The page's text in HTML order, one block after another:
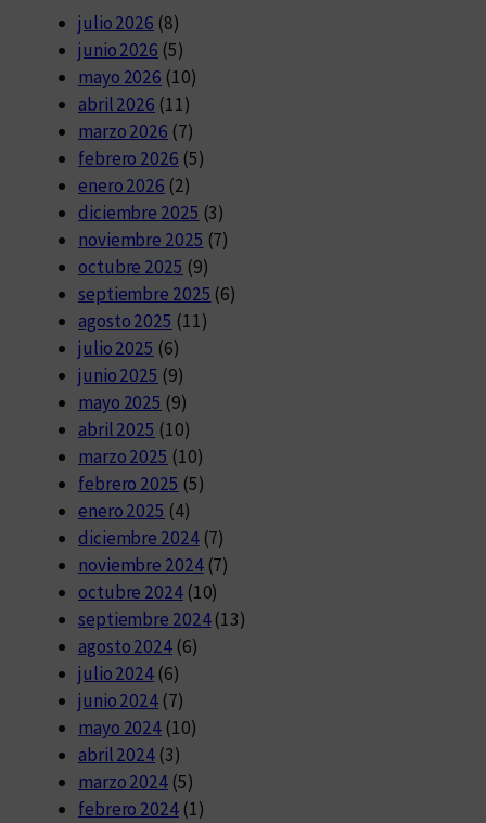
julio 2026 (8)
junio 2026 (5)
mayo 2026 (10)
abril 2026 (11)
marzo 2026 (7)
febrero 2026 (5)
enero 2026 (2)
diciembre 2025 (3)
noviembre 2025 (7)
octubre 2025 (9)
septiembre 2025 (6)
agosto 2025 (11)
julio 2025 (6)
junio 2025 (9)
mayo 2025 (9)
abril 2025 (10)
marzo 2025 (10)
febrero 2025 (5)
enero 2025 (4)
diciembre 2024(7)
noviembre 2024(7)
octubre 2024(10)
septiembre 2024(13)
agosto 2024(6)
julio 2024 (6)
junio 2024 (7)
mayo 2024 (10)
abril 2024 (3)
marzo 2024 (5)
febrero 2024(1)